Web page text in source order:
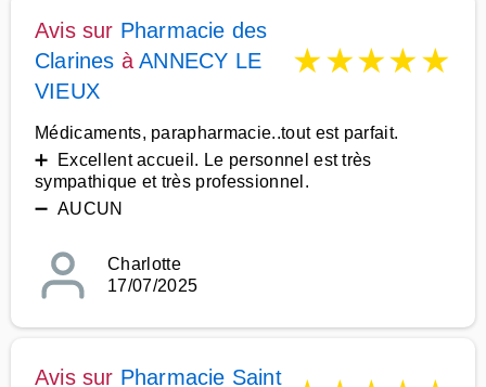
Avis sur Pharmacie des
Clarines àANNECY LE
VIEUX
★★★★★
Médicaments, parapharmacie..tout est parfait.
➕ Excellent accueil. Le personnel est très
sympathique et très professionnel.
➖ AUCUN
Charlotte
17/07/2025
Avis sur Pharmacie Saint